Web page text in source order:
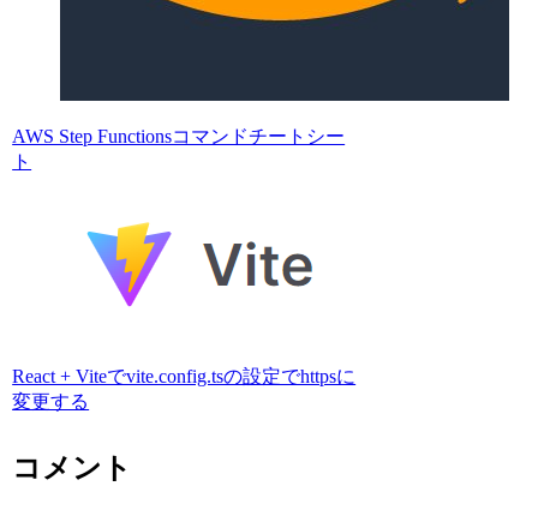
AWS Step Functionsコマンドチートシー
ト
React + Viteでvite.config.tsの設定でhttpsに
変更する
コメント